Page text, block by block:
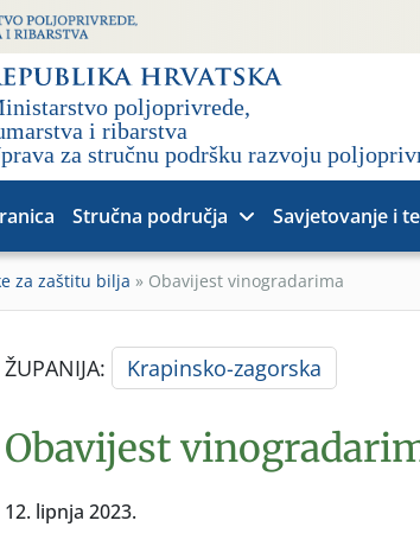
Stručna područja Savjetovanje i
za zaštitu bilja » Obavijest vinogradarima
ŽUPANIJA: Krapinsko-zagorska
Obavijest
12. lipnja 2023.